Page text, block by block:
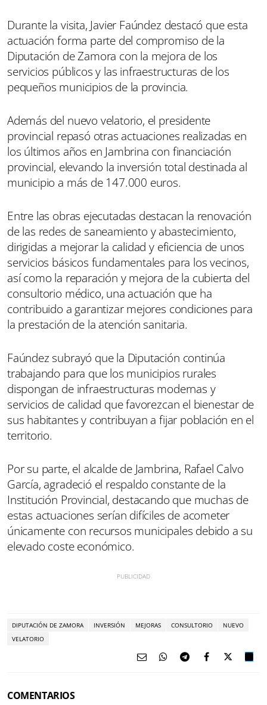
Durante la visita, Javier Faúndez destacó que esta
actuación forma parte del compromiso de la
Diputación de Zamora con la mejora de los
servicios públicos y las infraestructuras de los
pequeños municipios de la provincia.
Además del nuevo velatorio, el presidente
provincial repasó otras actuaciones realizadas en
los últimos años en Jambrina con financiación
provincial, elevando la inversión total destinada al
municipio a más de 147.000 euros.
Entre las obras ejecutadas destacan la renovación
de las redes de saneamiento y abastecimiento,
dirigidas a mejorar la calidad y eficiencia de unos
servicios básicos fundamentales para los vecinos,
así como la reparación y mejora de la cubierta del
consultorio médico, una actuación que ha
contribuido a garantizar mejores condiciones para
la prestación de la atención sanitaria.
Faúndez subrayó que la Diputación continúa
trabajando para que los municipios rurales
dispongan de infraestructuras modernas y
servicios de calidad que favorezcan el bienestar de
sus habitantes y contribuyan a fijar población en el
territorio.
Por su parte, el alcalde de Jambrina, Rafael Calvo
García, agradeció el respaldo constante de la
Institución Provincial, destacando que muchas de
estas actuaciones serían difíciles de acometer
únicamente con recursos municipales debido a su
elevado coste económico.
DIPUTACIÓN DE ZAMORA INVERSIÓN MEJORAS CONSULTORIO
NUEVO
VELATORIO
COMENTARIOS